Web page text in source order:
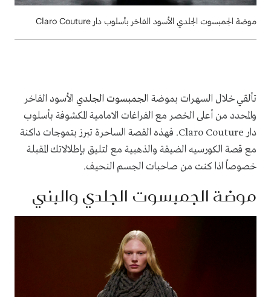
موضة الجمبسوت الجلدي الأسود الفاخر بأسلوب دار Claro Couture
تألقي خلال السهرات بموضة الجمبسوت الجلدي الأسود الفاخر
والمحدد من أعلى الخصر مع الفراغات الامامية المكشوفة بأسلوب
دار Claro Couture. فهذه القصة الساحرة تبرز بتموجات داكنة
مع قصة الكورسيه الضيقة والذهبية مع لتليق بإطلالاتك المقبلة
خصوصاً اذا كنت من صاحبات الجسم النحيف.
موضة الجمبسوت الجلدي والبني